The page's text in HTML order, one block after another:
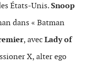
États-Unis.Snoop
dans « Bat­man
, avecLady of
X, alter ego